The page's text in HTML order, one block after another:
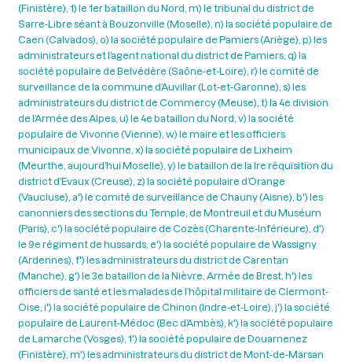
(Finistère), 1) le 1er bataillon du Nord, m) le tribunal du district de
Sarre-Libre séant à Bouzonville (Moselle), n) la société populaire de
Caen (Calvados), o) la société populaire de Pamiers (Ariège), p) les
administrateurs et l’agent national du district de Pamiers, q) la
société populaire de Belvédère (Saône-et-Loire), r) le comité de
surveillance de la commune d’Auvillar (Lot-et-Garonne), s) les
administrateurs du district de Commercy (Meuse), t) la 4e division
de l’Armée des Alpes, u) le 4e bataillon du Nord, v) la société
populaire de Vivonne (Vienne), w) le maire et les officiers
municipaux de Vivonne, x) la société populaire de Lixheim
(Meurthe, aujourd’hui Moselle), y) le bataillon de la lre réquisition du
district d’Evaux (Creuse), z) la société populaire d’Orange
(Vaucluse), a') le comité de surveillance de Chauny (Aisne), b') les
canonniers des sections du Temple, de Montreuil et du Muséum
(Paris), c') la société populaire de Cozès (Charente-Inférieure), d')
le 9e régiment de hussards, e') la société populaire de Wassigny
(Ardennes), f') les administrateurs du district de Carentan
(Manche), g') le 3e bataillon de la Nièvre, Armée de Brest, h') les
officiers de santé et les malades de l’hôpital militaire de Clermont-
Oise, i') la société populaire de Chinon (Indre-et-Loire), j') la société
populaire de Laurent-Médoc (Bec d’Ambès), k') la société populaire
de Lamarche (Vosges), 1') la société populaire de Douarnenez
(Finistère), m') les administrateurs du district de Mont-de-Marsan